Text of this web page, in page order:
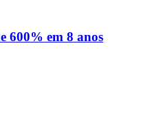
600% em 8 anos